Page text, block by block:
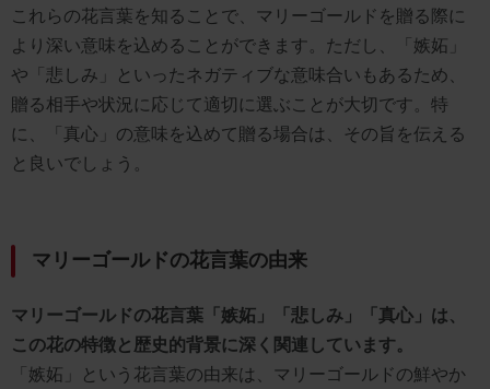
これらの花言葉を知ることで、マリーゴールドを贈る際に
より深い意味を込めることができます。ただし、「嫉妬」
や「悲しみ」といったネガティブな意味合いもあるため、
贈る相手や状況に応じて適切に選ぶことが大切です。特
に、「真心」の意味を込めて贈る場合は、その旨を伝える
と良いでしょう。
マリーゴールドの花言葉の由来
マリーゴールドの花言葉「嫉妬」「悲しみ」「真心」は、
この花の特徴と歴史的背景に深く関連しています。
「嫉妬」という花言葉の由来は、マリーゴールドの鮮やか